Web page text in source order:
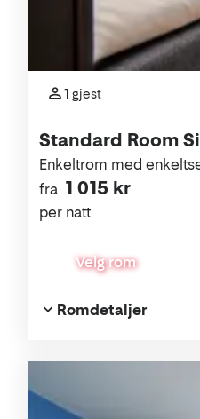
Standard Room
fra 1 015 kr
per natt
Enkeltrom med
Velg rom
1 gjest
Romdetaljer